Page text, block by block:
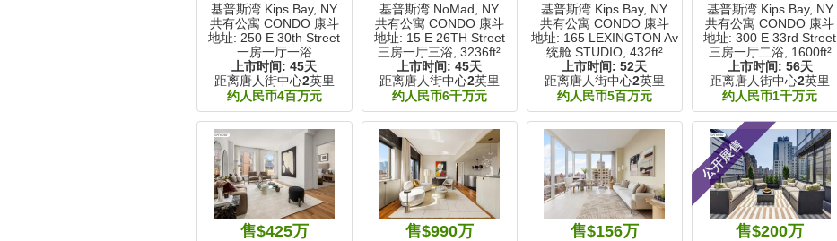
基普斯湾 Kips Bay, NY
共有公寓 CONDO 康斗
地址: 250 E 30th Street
一房一厅一浴
上市时间:45天
距离唐人街中心2英里
约人民币4百万元
基普斯湾 NoMad, NY
共有公寓 CONDO 康斗
地址: 15 E 26TH Street
三房一厅三浴,3236ft²
上市时间:45天
距离唐人街中心2英里
约人民币6千万元
基普斯湾 Kips Bay, NY
共有公寓 CONDO 康斗
地址: 165 LEXINGTON Avenue
统舱 STUDIO, 432ft²
上市时间:52天
距离唐人街中心2英里
约人民币5百万元
基普斯湾 Kips Bay, NY
共有公寓 CONDO 康斗
地址: 300 E 33rd Street
三房一厅二浴, 1600ft²
上市时间: 56天
距离唐人街中心2英里
约人民币1千万元
售$425万 售$990万 售$156万
公开展售
售$200万